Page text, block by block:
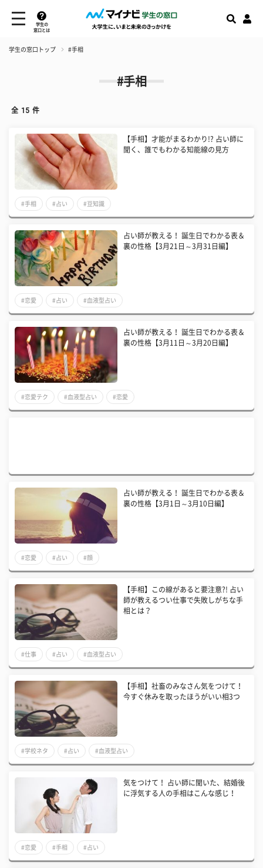
学生の
窓口とは
学生の窓口トップ #手相
#手相
全 15 件
【手相】才能がまるわかり!? 占い師に
聞く、誰でもわかる知能線の見方
#手相 #占い #豆知識
占い師が教える！ 誕生日でわかる表＆
裏の性格【3月21日～3月31日編】
#恋愛 #占い #血液型占い
占い師が教える！ 誕生日でわかる表＆
裏の性格【3月11日～3月20日編】
#恋愛テク #血液型占い #恋愛
占い師が教える！ 誕生日でわかる表＆
裏の性格【3月1日～3月10日編】
#恋愛 #占い #顔
【手相】この線があると要注意?! 占い
師が教えるつい仕事で失敗しがちな手
相とは？
#仕事 #占い #血液型占い
​【手相】社畜のみなさん気をつけて！
今すぐ休みを取ったほうがいい相3つ
#学校ネタ #占い #血液型占い
気をつけて！ 占い師に聞いた、結婚後
に浮気する人の手相はこんな感じ！
#恋愛 #手相 #占い